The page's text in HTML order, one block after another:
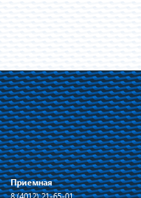
Приемная